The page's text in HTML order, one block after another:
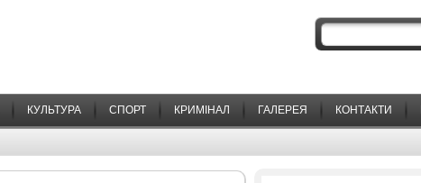
КУЛЬТУРА СПОРТ КРИМІНАЛ ГАЛЕРЕЯ КОНТАКТИ